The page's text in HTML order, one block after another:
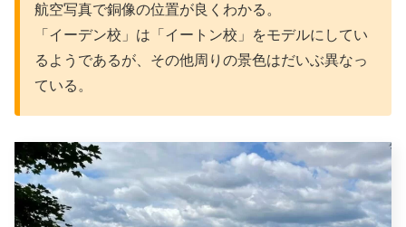
航空写真で銅像の位置が良くわかる。
「イーデン校」は「イートン校」をモデルにしてい
るようであるが、その他周りの景色はだいぶ異なっ
ている。